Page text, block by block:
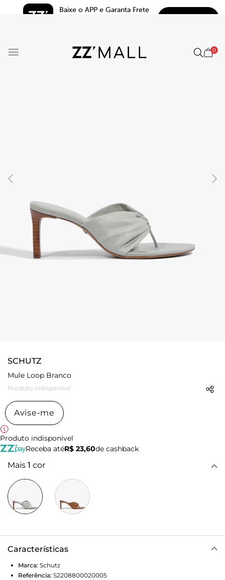
Baixe o APP e Garanta Frete
0
SCHUTZ
Mule Loop Branco
Produto indisponível
Avise-me
Produto indisponível
Receba atéR$ 23,60de cashback
Mais 1 cor
Características
Marca: Schutz
Referência: S2208800020005